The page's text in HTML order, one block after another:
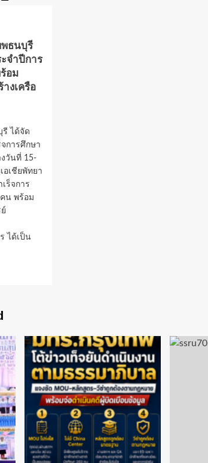
พธนบุรี
จำปีการ
อม
งเครือ
รี ได้จัด
การศึกษา
วันที่ 15-
อเชียพัทยา
ร็จการ
น พร้อม
ได้เป็น